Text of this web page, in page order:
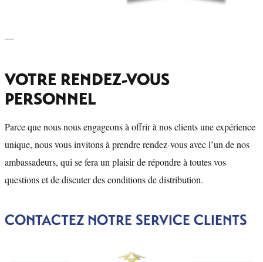
—
VOTRE RENDEZ-VOUS
PERSONNEL
Parce que nous nous engageons à offrir à nos clients une expérience
unique, nous vous invitons à prendre rendez-vous avec l’un de nos
ambassadeurs, qui se fera un plaisir de répondre à toutes vos
questions et de discuter des conditions de distribution.
CONTACTEZ NOTRE SERVICE CLIENTS